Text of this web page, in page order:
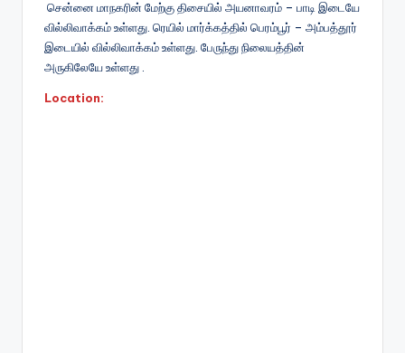
சென்னை மாநகரின் மேற்கு திசையில் அயனாவரம் – பாடி இடையே
வில்லிவாக்கம் உள்ளது. ரெயில் மார்க்கத்தில் பெரம்பூர் – அம்பத்தூர்
இடையில் வில்லிவாக்கம் உள்ளது. பேருந்து நிலையத்தின்
அருகிலேயே உள்ளது .
Location: